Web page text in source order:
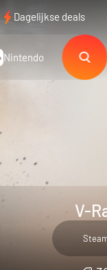
Dagelijkse deals
Nintendo
V-